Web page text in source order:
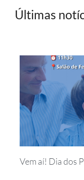
Últimas
Vem aí! Dia dos